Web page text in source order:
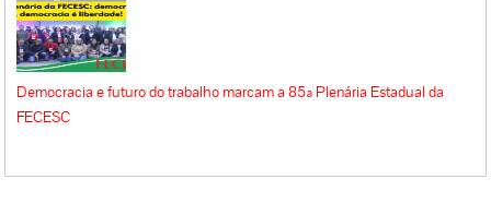
Democracia e futuro do trabalho marcam a 85ª Plenária Estadual da
FECESC